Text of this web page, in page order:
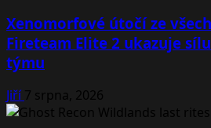
Xenomorfové útočí ze
Fireteam Elite 2 ukazuje
týmu
Jiří7 srpna, 2026